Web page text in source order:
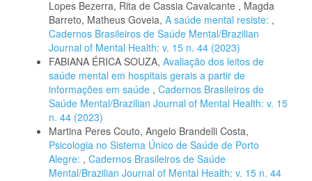
Lopes Bezerra, Rita de Cassia Cavalcante , Magda
Barreto, Matheus Goveia, A saúde mental resiste: ,
Cadernos Brasileiros de Saúde Mental/Brazilian
Journal of Mental Health: v. 15 n. 44 (2023)
FABIANA ÉRICA SOUZA, Avaliação dos leitos de
saúde mental em hospitais gerais a partir de
informações em saúde , Cadernos Brasileiros de
Saúde Mental/Brazilian Journal of Mental Health: v. 15
n. 44 (2023)
Martina Peres Couto, Angelo Brandelli Costa,
Psicologia no Sistema Único de Saúde de Porto
Alegre: , Cadernos Brasileiros de Saúde
Mental/Brazilian Journal of Mental Health: v. 15 n. 44